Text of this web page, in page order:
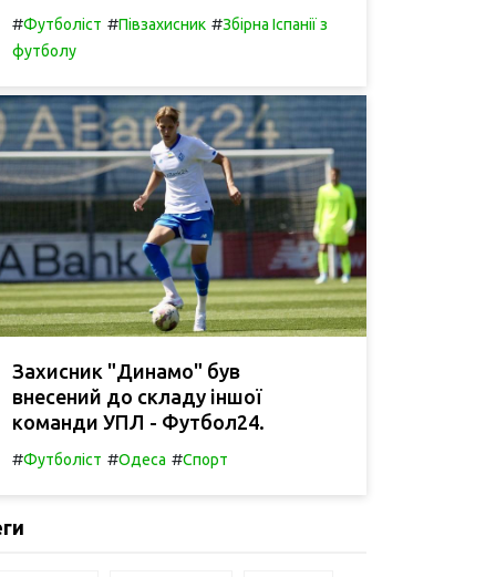
#Футболіст #Півзахисник #Збірна Іспанії з
футболу
Захисник "Динамо" був
внесений до складу іншої
команди УПЛ - Футбол24.
#Футболіст #Одеса #Спорт